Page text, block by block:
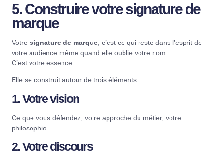
5. Construire votre signature de
marque
Votre signature de marque , c’est ce qui reste dans l’esprit de
votre audience même quand elle oublie votre nom.
C’est votre essence.
Elle se construit autour de trois éléments :
1. Votre vision
Ce que vous défendez, votre approche du métier, votre
philosophie.
2. Votre discours